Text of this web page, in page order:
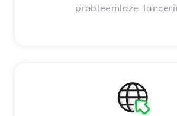
probleemloze